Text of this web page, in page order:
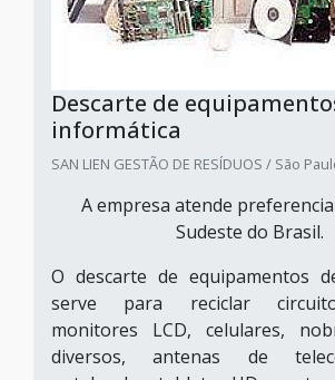
Descarte de
informática
SAN LIEN GESTÃO DE RESÍDUOS / São
A empresa atende
Sudeste do Brasil.
O descarte de equipamentos
serve para reciclar
monitores LCD, celulares,
diversos, antenas de